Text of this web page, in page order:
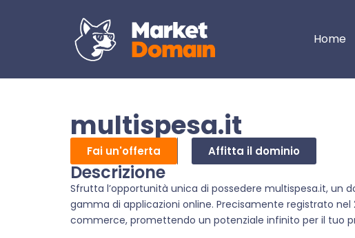
Home
multispesa.it
Fai un'offerta Affitta il dominio
Descrizione
Sfrutta l’opportunità unica di possedere multispesa.it, un
gamma di applicazioni online. Precisamente registrato nel
commerce, promettendo un potenziale infinito per il tuo